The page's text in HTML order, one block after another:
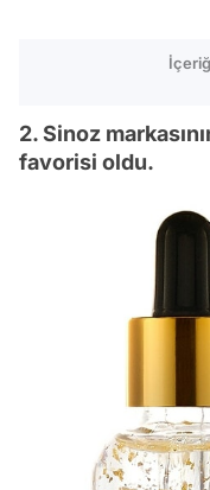
2. Sinoz
favorisi oldu.